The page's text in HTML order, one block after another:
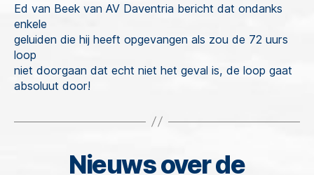
Ed van Beek van AV Daventria bericht dat ondanks
enkele
geluiden die hij heeft opgevangen als zou de 72 uurs
loop
niet doorgaan dat echt niet het geval is, de loop gaat
absoluut door!
Categorieën
Nieuws over de